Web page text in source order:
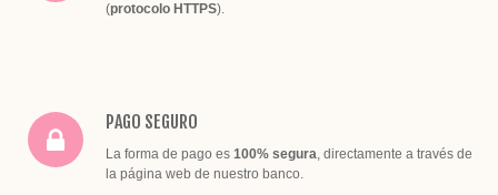
(protocolo HTTPS).
PAGO SEGURO
La forma de pago es 100% segura , directamente a través de
la página web de nuestro banco.